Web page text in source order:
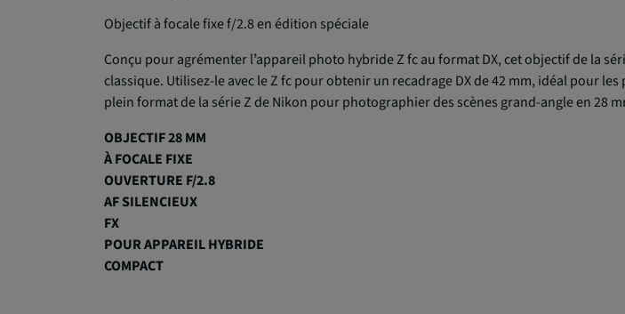
Objectif à focale fixe f/2.8 en édition spéciale
Conçu pour agrémenter lʼappareil photo hybride Z fc au format DX, cet objectif de la
classique. Utilisez-le avec le Z fc pour obtenir un recadrage DX de 42 mm, idéal pour
plein format de la série Z de Nikon pour photographier des scènes grand-angle en 28
OBJECTIF 28 MM
À FOCALE FIXE
OUVERTURE F/2.8
AF SILENCIEUX
FX
POUR APPAREIL HYBRIDE
COMPACT